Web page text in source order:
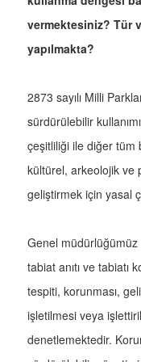
vermektesiniz? Tür
yapılmakta?
2873 sayılı Milli
sürdürülebilir
çeşitliliği ile diğer tüm
kültürel, arkeolojik ve
geliştirmek için yasal
Genel müdürlüğümüz
tabiat anıtı ve tabiatı
tespiti, korunması,
işletilmesi veya
denetlemektedir.